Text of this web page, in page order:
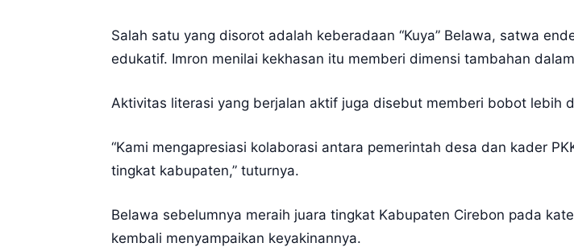
Salah satu yang disorot adalah keberadaan “Kuya” Belawa, satwa
edukatif. Imron menilai kekhasan itu memberi dimensi tambahan
Aktivitas literasi yang berjalan aktif juga disebut memberi bobot lebih
“Kami mengapresiasi kolaborasi antara pemerintah desa dan kader
tingkat kabupaten,” tuturnya.
Belawa sebelumnya meraih juara tingkat Kabupaten Cirebon pada
kembali menyampaikan keyakinannya.